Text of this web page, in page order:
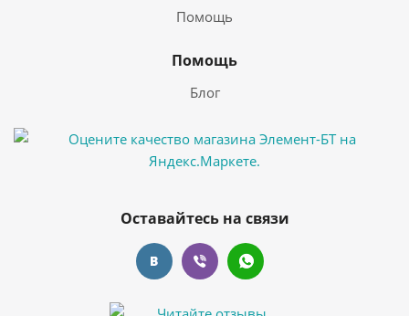
Помощь
Помощь
Блог
Оставайтесь на связи